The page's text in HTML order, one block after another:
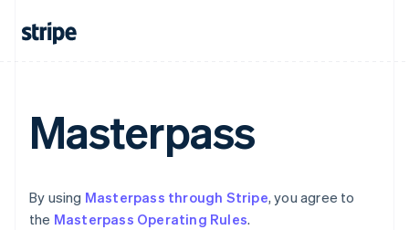
Masterpass
By using Masterpass through Stripe, you agree to
the Masterpass Operating Rules.
Estonia
FrançaisEnglish
Gibraltar
English
Hungría